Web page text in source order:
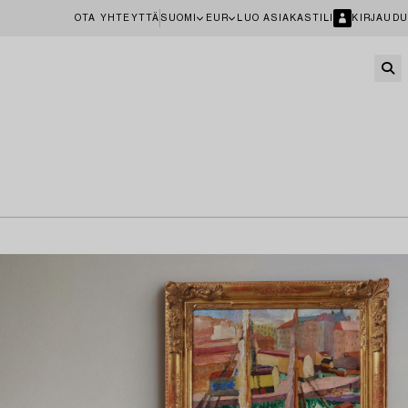
OTA YHTEYTTÄ SUOMI EUR LUO ASIAKASTILI KIRJAUDU